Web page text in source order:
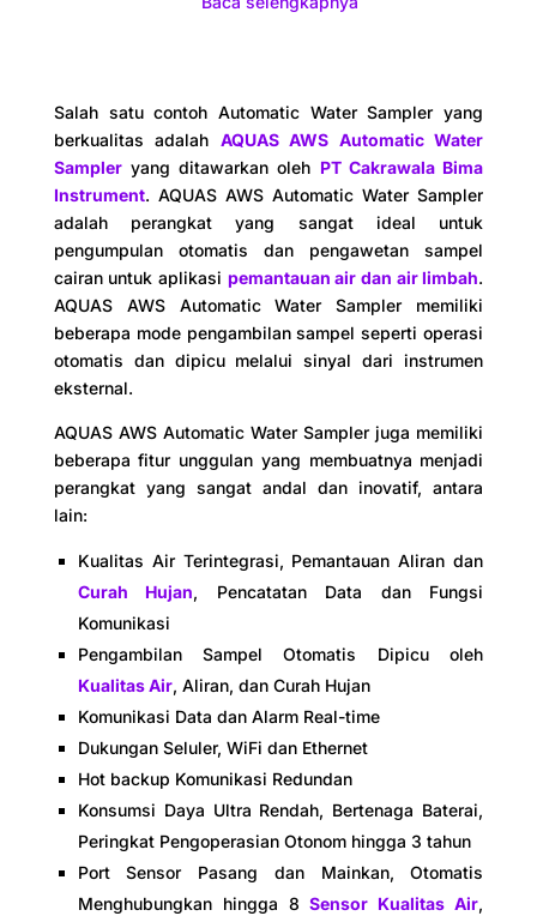
Salah satu contoh Automatic Water Sampler yang
berkualitas adalah AQUAS AWS Automatic Water
Sampleryang ditawarkan oleh PT Cakrawala Bima
Instrument. AQUAS AWS Automatic Water Sampler
adalah perangkat yang sangat ideal untuk
pengumpulan otomatis dan pengawetan sampel
cairan untuk aplikasi pemantauan air dan air limbah.
AQUAS AWS Automatic Water Sampler memiliki
beberapa mode pengambilan sampel seperti operasi
otomatis dan dipicu melalui sinyal dari instrumen
eksternal.
AQUAS AWS Automatic Water Sampler juga memiliki
beberapa fitur unggulan yang membuatnya menjadi
perangkat yang sangat andal dan inovatif, antara
lain:
Kualitas Air Terintegrasi, Pemantauan Aliran dan
Curah Hujan, Pencatatan Data dan Fungsi
Komunikasi
Pengambilan Sampel Otomatis Dipicu oleh
Kualitas Air, Aliran, dan Curah Hujan
Komunikasi Data dan Alarm Real-time
Dukungan Seluler, WiFi dan Ethernet
Hot backup Komunikasi Redundan
Konsumsi Daya Ultra Rendah, Bertenaga Baterai,
Peringkat Pengoperasian Otonom hingga 3 tahun
Port Sensor Pasang dan Mainkan, Otomatis
Menghubungkan hingga 8Sensor Kualitas Air,